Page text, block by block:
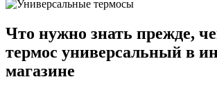
Что нужно знать прежде,
термос универсальный в
магазине